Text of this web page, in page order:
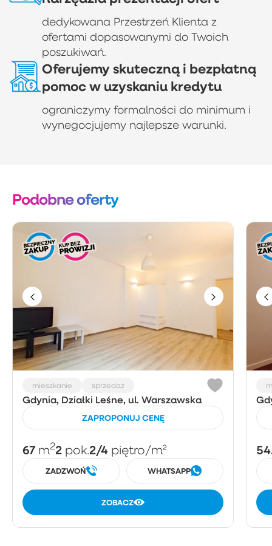
dedykowana Przestrzeń Klienta z
ofertami dopasowanymi do Twoich
poszukiwań.
Oferujemy skuteczną i bezpłatną
pomoc w uzyskaniu kredytu
ograniczymy formalności do minimum i
wynegocjujemy najlepsze warunki.
Podobne oferty
mieszkanie sprzedaż
Gdynia, Działki Leśne, ul. Warszawska
ZAPROPONUJ CENĘ
67 m22 pok.2/4 piętro/m²
ZADZWOŃ WHATSAPP
ZOBACZ